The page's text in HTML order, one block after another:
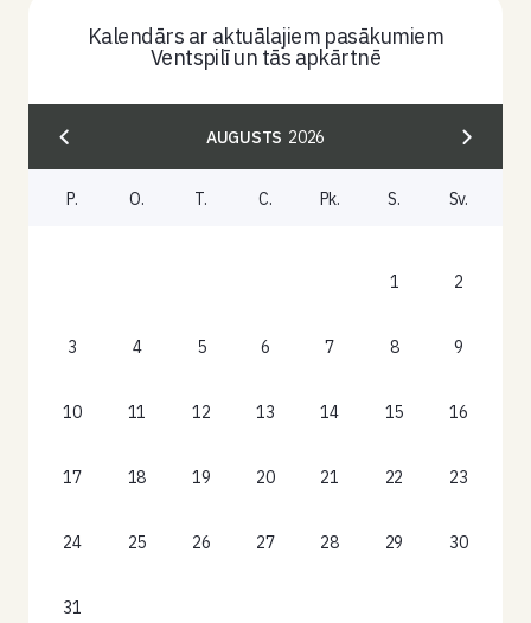
Kalendārs ar aktuālajiem pasākumiem
Ventspilī un tās apkārtnē
AUGUSTS 2026
P. O. T. C. Pk. S. Sv.
1 2
3 4 5 6 7 8 9
10 11 12 13 14 15 16
17 18 19 20 21 22 23
24 25 26 27 28 29 30
31